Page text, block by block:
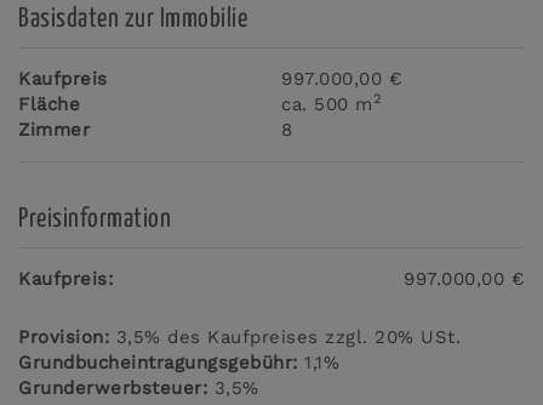
Basisdaten zur Immobilie
Kaufpreis
997.000,00 €
Fläche
ca. 500 m 2
Zimmer 8
Preisinformation
Kaufpreis: 997.000,00 €
Provision: 3,5% des Kaufpreises zzgl. 20% USt.
Grundbucheintragungsgebühr: 1,1%
Grunderwerbsteuer: 3,5%